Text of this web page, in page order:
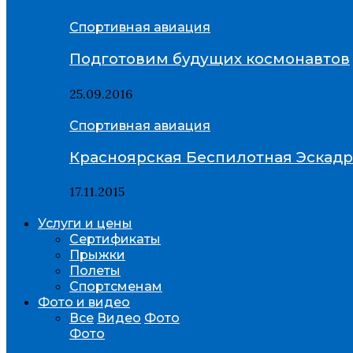
Спортивная авиация
Подготовим будущих космонавтов
25.09.2016
Спортивная авиация
Красноярская Беспилотная
17.11.2015
Услуги и цены
Сертификаты
Прыжки
Полеты
Спортсменам
Фото и видео
Все Видео Фото
Фото